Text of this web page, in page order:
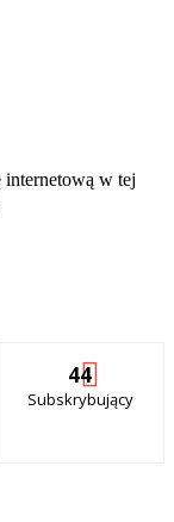
internetową w tej
44
Subskrybujący